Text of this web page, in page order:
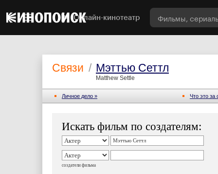
Онлайн-кинотеатр
Связи / Мэттью Сеттл
Matthew Settle
Личное дело » Что это за
Искать фильм по создателям:
создатели фильма